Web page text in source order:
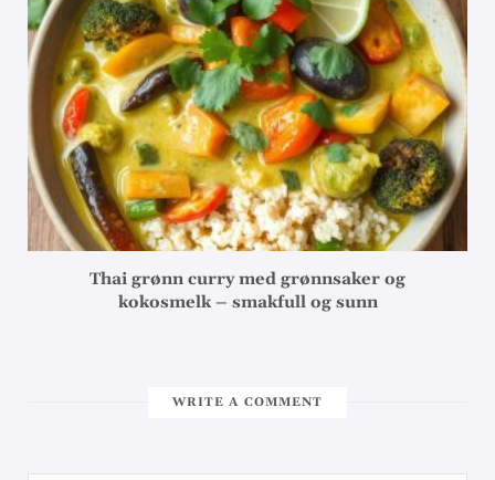
Thai grønn curry med grønnsaker og
kokosmelk – smakfull og sunn
WRITE A COMMENT